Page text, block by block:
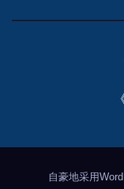
自豪地采用